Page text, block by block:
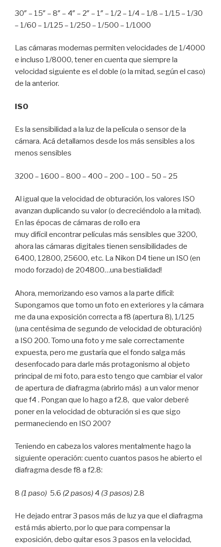
30″ – 15″ – 8″ – 4″ – 2″ – 1″ – 1/2 – 1/4 – 1/8 – 1/15 – 1/30
– 1/60 – 1/125 – 1/250 – 1/500 – 1/1000
Las cámaras modernas permiten velocidades de 1/4000
e incluso 1/8000, tener en cuenta que siempre la
velocidad siguiente es el doble (o la mitad, según el caso)
de la anterior.
ISO
Es la sensibilidad a la luz de la película o sensor de la
cámara. Acá detallamos desde los más sensibles a los
menos sensibles
3200 – 1600 – 800 – 400 – 200 – 100 – 50 – 25
Al igual que la velocidad de obturación, los valores ISO
avanzan duplicando su valor (o decreciéndolo a la mitad).
En las épocas de cámaras de rollo era
muy difícil encontrar películas más sensibles que 3200,
ahora las cámaras digitales tienen sensibilidades de
6400, 12800, 25600, etc. La Nikon D4 tiene un ISO (en
modo forzado) de 204800…una bestialidad!
Ahora, memorizando eso vamos a la parte difícil:
Supongamos que tomo un foto en exteriores y la cámara
me da una exposición correcta a f8 (apertura 8), 1/125
(una centésima de segundo de velocidad de obturación)
a ISO 200. Tomo una foto y me sale correctamente
expuesta, pero me gustaría que el fondo salga más
desenfocado para darle más protagonismo al objeto
principal de mi foto, para esto tengo que cambiar el valor
de apertura de diafragma (abrirlo más) a un valor menor
que f4 . Pongan que lo hago a f2.8, que valor deberé
poner en la velocidad de obturación si es que sigo
permaneciendo en ISO 200?
Teniendo en cabeza los valores mentalmente hago la
siguiente operación: cuento cuantos pasos he abierto el
diafragma desde f8 a f2.8:
8 (1 paso) 5.6 (2 pasos) 4 (3 pasos) 2.8
He dejado entrar 3 pasos más de luz ya que el diafragma
está más abierto, por lo que para compensar la
exposición, debo quitar esos 3 pasos en la velocidad,